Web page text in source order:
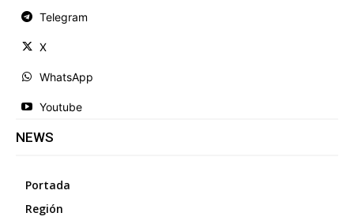
Telegram
X
WhatsApp
Youtube
NEWS
Portada
Región